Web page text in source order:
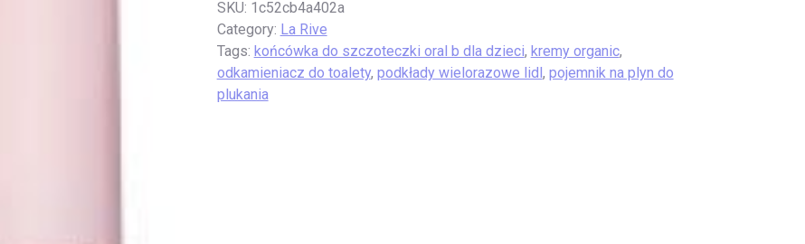
SKU: 1c52cb4a402a
Category: La Rive
Tags: końcówka do szczoteczki oral b dla dzieci, kremy organic,
odkamieniacz do toalety, podkłady wielorazowe lidl , pojemnik na plyn do
plukania